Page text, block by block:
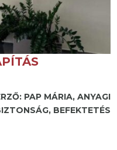
PAP MÁRIA, ANYAGI
, BEFEKTETÉS